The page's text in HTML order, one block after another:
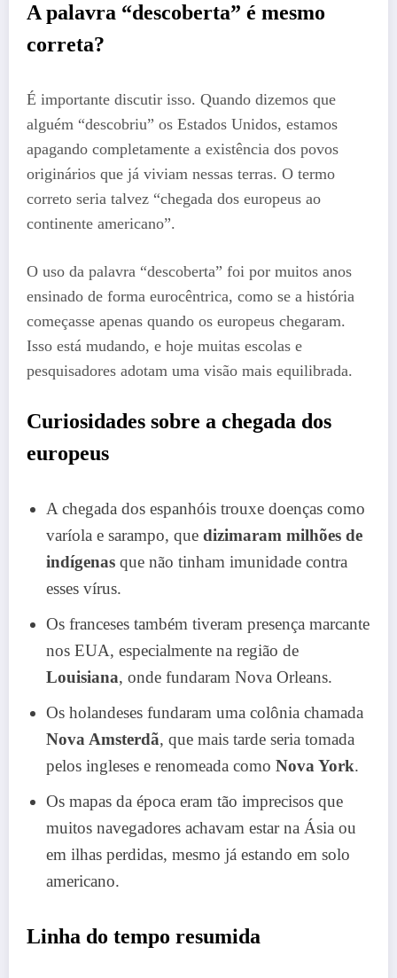
A palavra “descoberta” é mesmo
correta?
É importante discutir isso. Quando dizemos que
alguém “descobriu” os Estados Unidos, estamos
apagando completamente a existência dos povos
originários que já viviam nessas terras. O termo
correto seria talvez “chegada dos europeus ao
continente americano”.
O uso da palavra “descoberta” foi por muitos anos
ensinado de forma eurocêntrica, como se a história
começasse apenas quando os europeus chegaram.
Isso está mudando, e hoje muitas escolas e
pesquisadores adotam uma visão mais equilibrada.
Curiosidades sobre a chegada dos
europeus
A chegada dos espanhóis trouxe doenças como
varíola e sarampo, que dizimaram milhões de
indígenas que não tinham imunidade contra
esses vírus.
Os franceses também tiveram presença marcante
nos EUA, especialmente na região de
Louisiana, onde fundaram Nova Orleans.
Os holandeses fundaram uma colônia chamada
Nova Amsterdã, que mais tarde seria tomada
pelos ingleses e renomeada como Nova York.
Os mapas da época eram tão imprecisos que
muitos navegadores achavam estar na Ásia ou
em ilhas perdidas, mesmo já estando em solo
americano.
Linha do tempo resumida